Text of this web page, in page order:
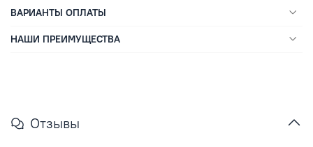
ВАРИАНТЫ ОПЛАТЫ
НАШИ ПРЕИМУЩЕСТВА
Отзывы